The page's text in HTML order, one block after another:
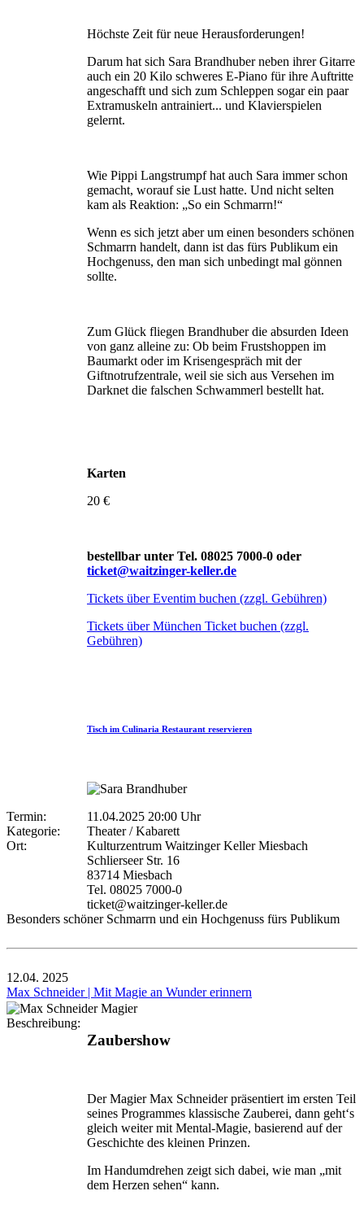
Höchste Zeit für neue Herausforderungen!
Darum hat sich Sara Brandhuber neben ihrer Gitarre
auch ein 20 Kilo schweres E-Piano für ihre Auftritte
angeschafft und sich zum Schleppen sogar ein paar
Extramuskeln antrainiert... und Klavierspielen
gelernt.
Wie Pippi Langstrumpf hat auch Sara immer schon
gemacht, worauf sie Lust hatte. Und nicht selten
kam als Reaktion: „So ein Schmarrn!“
Wenn es sich jetzt aber um einen besonders schönen
Schmarrn handelt, dann ist das fürs Publikum ein
Hochgenuss, den man sich unbedingt mal gönnen
sollte.
Zum Glück fliegen Brandhuber die absurden Ideen
von ganz alleine zu: Ob beim Frustshoppen im
Baumarkt oder im Krisengespräch mit der
Giftnotrufzentrale, weil sie sich aus Versehen im
Darknet die falschen Schwammerl bestellt hat.
Karten
20 €
bestellbar unter Tel. 08025 7000-0 oder
ticket@waitzinger-keller.de
Tickets über Eventim buchen (zzgl. Gebühren)
Tickets über München Ticket buchen (zzgl.
Gebühren)
Tisch im Culinaria Restaurant reservieren
Termin:
11.04.2025 20:00 Uhr
Kategorie:
Theater / Kabarett
Ort:
Kulturzentrum Waitzinger Keller Miesbach
Schlierseer Str. 16
83714 Miesbach
Tel. 08025 7000-0
ticket@waitzinger-keller.de
Besonders schöner Schmarrn und ein Hochgenuss fürs Publikum
12.04. 2025
Max Schneider | Mit Magie an Wunder erinnern
Beschreibung:
Zaubershow
Der Magier Max Schneider präsentiert im ersten Teil
seines Programmes klassische Zauberei, dann geht‘s
gleich weiter mit Mental-Magie, basierend auf der
Geschichte des kleinen Prinzen.
Im Handumdrehen zeigt sich dabei, wie man „mit
dem Herzen sehen“ kann.